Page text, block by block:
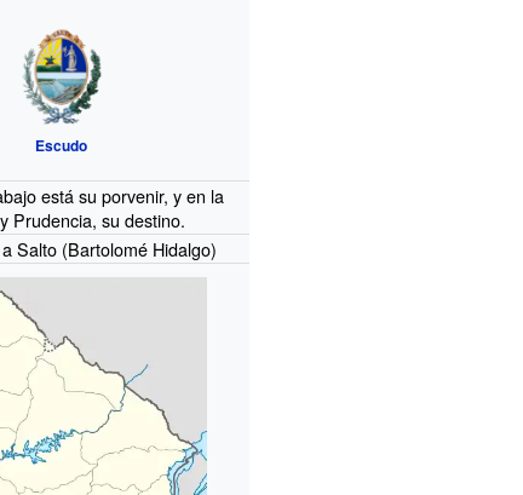
Escudo
está su porvenir, y en la
Prudencia, su destino.
Salto (Bartolomé Hidalgo)